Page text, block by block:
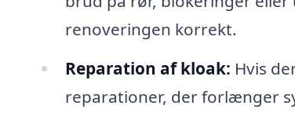
renoveringen korrekt.
Reparation af kloak: Hvis
reparationer, der forlænger